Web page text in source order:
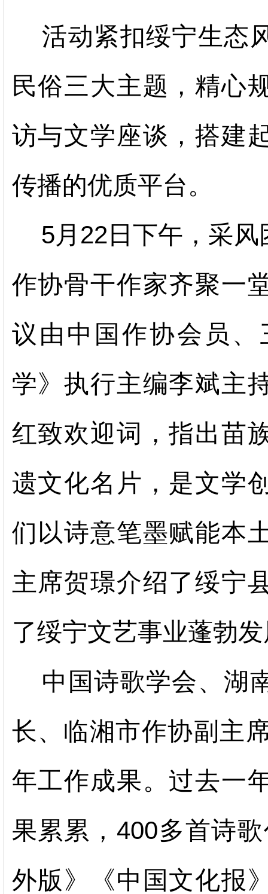
活动紧扣绥宁生态
民俗三大主题，精心
访与文学座谈，搭建
传播的优质平台。
5月22日下午，采
作协骨干作家齐聚一
议由中国作协会员
学》执行主编李斌主
红致欢迎词，指出苗
遗文化名片，是文学
们以诗意笔墨赋能本
主席贺璟介绍了绥宁
了绥宁文艺事业蓬勃
中国诗歌学会、湖
长、临湘市作协副主
年工作成果。过去一
果累累，400多首诗歌
外版》
《中国文化报